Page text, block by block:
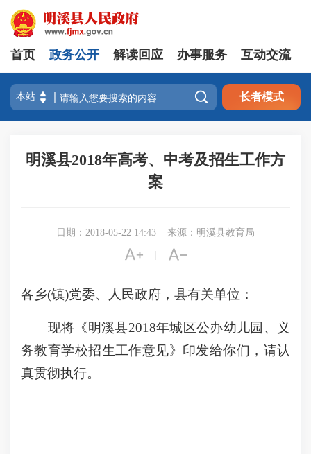
首页 政务公开 解读回应 办事服务 互动交流
 长者模式
明溪县2018年高考、中考及招生工作方
案
日期：2018-05-22 14:43 来源：明溪县教育局
 
各乡(镇)党委、人民政府，县有关单位：
现将《明溪县2018年城区公办幼儿园、义
务教育学校招生工作意见》印发给你们，请认
真贯彻执行。